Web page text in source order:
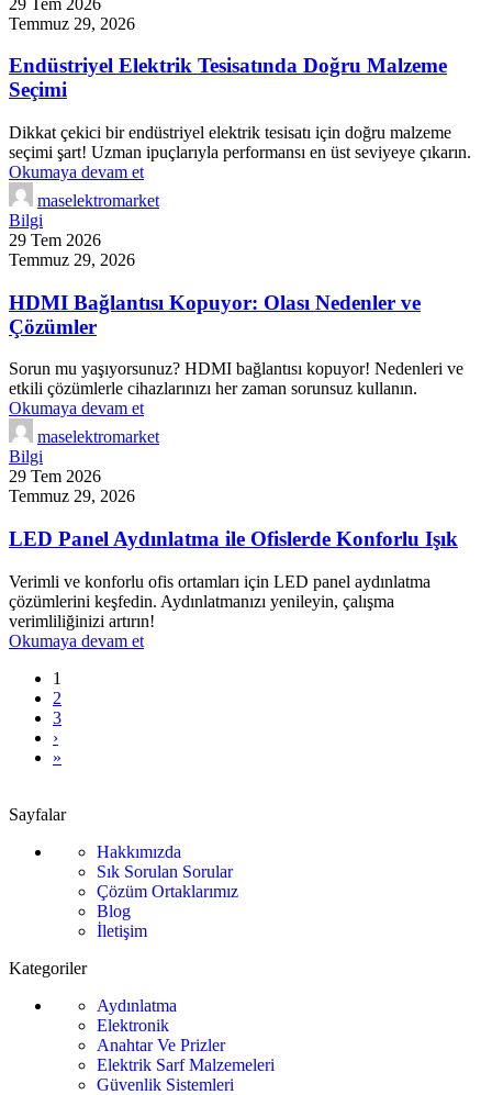
Temmuz 29, 2026
Endüstriyel Elektrik Tesisatında Doğru Malzeme
Seçimi
Dikkat çekici bir endüstriyel elektrik tesisatı için doğru malzeme
seçimi şart! Uzman ipuçlarıyla performansı en üst seviyeye çıkarın.
Okumaya devam et
maselektromarket
Bilgi
29 Tem 2026
Temmuz 29, 2026
HDMI Bağlantısı Kopuyor: Olası Nedenler ve
Çözümler
Sorun mu yaşıyorsunuz? HDMI bağlantısı kopuyor! Nedenleri ve
etkili çözümlerle cihazlarınızı her zaman sorunsuz kullanın.
Okumaya devam et
maselektromarket
Bilgi
29 Tem 2026
Temmuz 29, 2026
LED Panel Aydınlatma ile Ofislerde Konforlu Işık
Verimli ve konforlu ofis ortamları için LED panel aydınlatma
çözümlerini keşfedin. Aydınlatmanızı yenileyin, çalışma
verimliliğinizi artırın!
Okumaya devam et
1
2
3
›
»
Sayfalar
Hakkımızda
Sık Sorulan Sorular
Çözüm Ortaklarımız
Blog
İletişim
Kategoriler
Aydınlatma
Elektronik
Anahtar Ve Prizler
Elektrik Sarf Malzemeleri
Güvenlik Sistemleri